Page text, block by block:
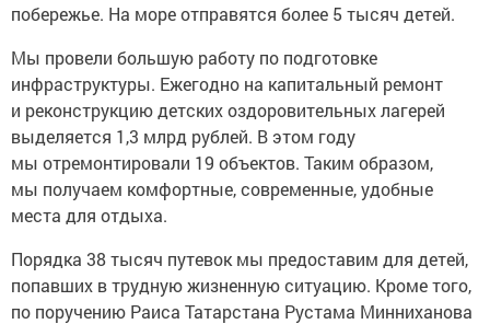
побережье. На море отправятся более 5 тысяч детей.
Мы провели большую работу по подготовке
инфраструктуры. Ежегодно на капитальный ремонт
и реконструкцию детских оздоровительных лагерей
выделяется 1,3 млрд рублей. В этом году
мы отремонтировали 19 объектов. Таким образом,
мы получаем комфортные, современные, удобные
места для отдыха.
Порядка 38 тысяч путевок мы предоставим для детей,
попавших в трудную жизненную ситуацию. Кроме того,
по поручению Раиса Татарстана Рустама Минниханова